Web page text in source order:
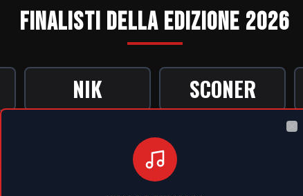
FINALISTI DELLA EDIZIONE 2026
NIK SCONER
NEW
Vuoi la musica?
Attiva la playlist hip hop di sottofondo mentre navighi sul sito.